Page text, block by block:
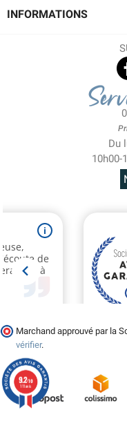
INFORMATIONS
Du
10h00-
Marchand approuvé par la
vérifier.
9.2/10
111 avis